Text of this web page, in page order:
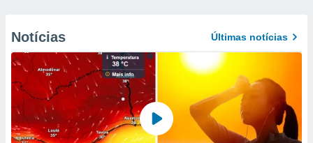
Notícias Últimas notícias